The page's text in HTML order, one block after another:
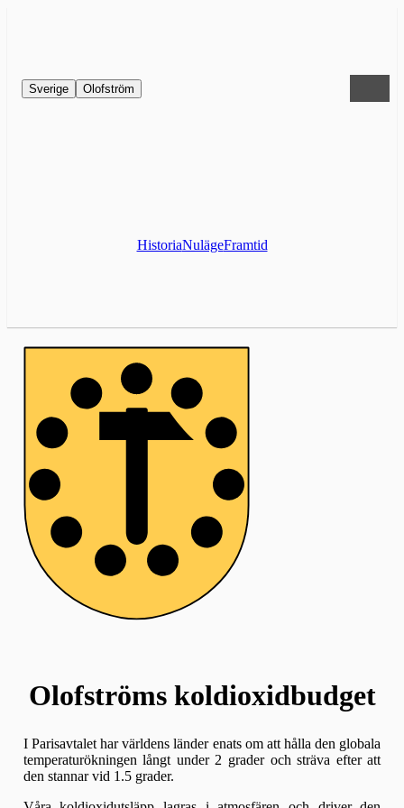
Sverige Olofström
HistoriaNulägeFramtid
Olofströms koldioxidbudget
I Parisavtalet har världens länder enats om att hålla den globala
temperaturökningen långt under 2 grader och sträva efter att
den stannar vid 1.5 grader.